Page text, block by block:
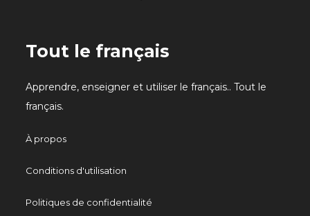
Tout le français
Apprendre, enseigner et utiliser le français.. Tout le
français.
À propos
Conditions d'utilisation
Politiques de confidentialité